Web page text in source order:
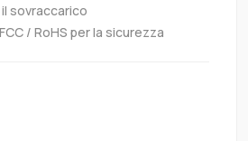
sovraccarico
/ RoHS per la sicurezza